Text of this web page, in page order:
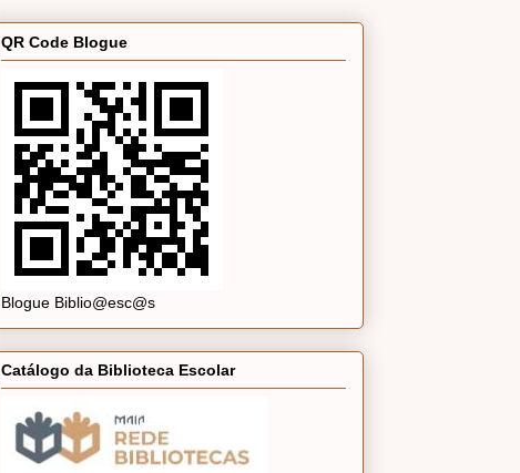
QR Code Blogue
Blogue Biblio@esc@s
Catálogo da Biblioteca Escolar